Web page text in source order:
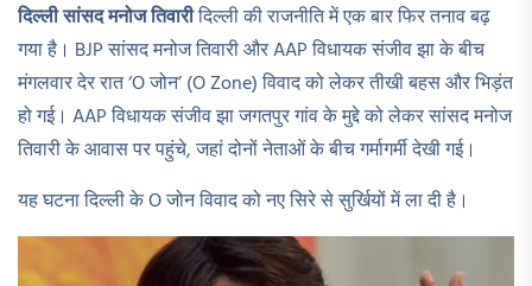
दिल्ली सांसद मनोज तिवारीदिल्ली की राजनीति में एक बार फिर तनाव बढ़
गया है। BJP सांसद मनोज तिवारी और AAP विधायक संजीव झा के बीच
मंगलवार देर रात ‘O जोन’ (O Zone) विवाद को लेकर तीखी बहस और भिड़ंत
हो गई। AAP विधायक संजीव झा जगतपुर गांव के मुद्दे को लेकर सांसद मनोज
तिवारी के आवास पर पहुंचे, जहां दोनों नेताओं के बीच गर्मागर्मी देखी गई।
यह घटना दिल्ली के O जोन विवाद को नए सिरे से सुर्खियों में ला दी है।